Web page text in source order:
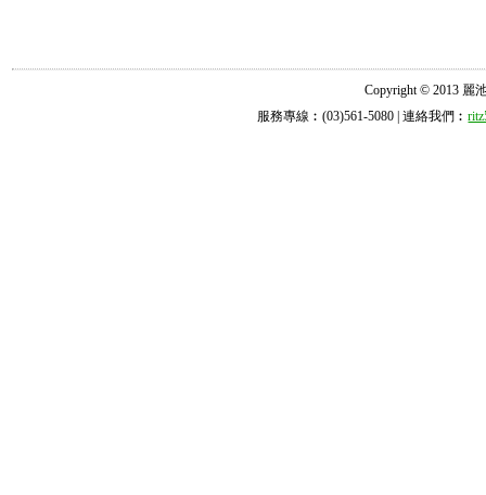
Copyright © 2013 麗
服務專線︰(03)561-5080 | 連絡我們︰